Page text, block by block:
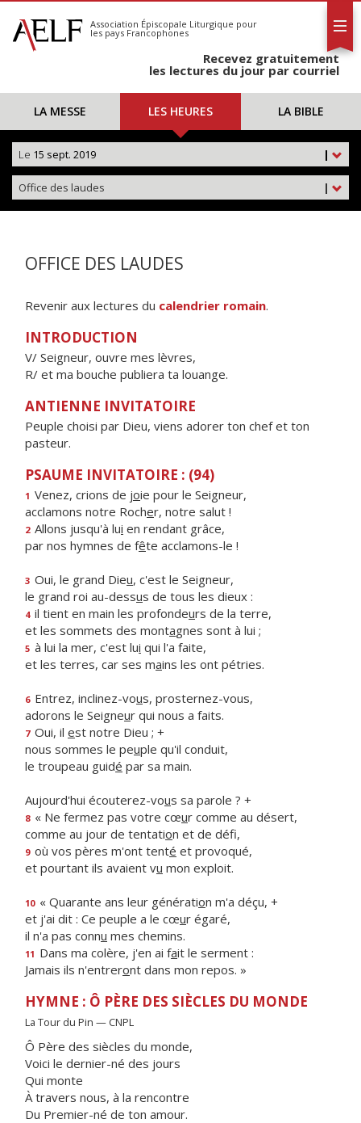
S'abonner
Calendrier
Association Épiscopale Liturgique pour
les pays Francophones
Recevez gratuitement
les lectures du jour par courriel
LA MESSE LES HEURES LA BIBLE
|
Le 15 sept. 2019
|
Office des laudes
OFFICE DES LAUDES
Revenir aux lectures du calendrier romain.
INTRODUCTION
V/ Seigneur, ouvre mes lèvres,
R/ et ma bouche publiera ta louange.
ANTIENNE INVITATOIRE
Peuple choisi par Dieu, viens adorer ton chef et ton
pasteur.
PSAUME INVITATOIRE : (94)
1 Venez, crions de joie pour le Seigneur,
acclamons notre Rocher, notre salut !
2 Allons jusqu'à lui en rendant grâce,
par nos hymnes de fête acclamons-le !
3 Oui, le grand Dieu, c'est le Seigneur,
le grand roi au-dessus de tous les dieux :
4 il tient en main les profondeurs de la terre,
et les sommets des montagnes sont à lui ;
5 à lui la mer, c'est lui qui l'a faite,
et les terres, car ses mains les ont pétries.
6 Entrez, inclinez-vous, prosternez-vous,
adorons le Seigneur qui nous a faits.
7 Oui, il est notre Dieu ; +
nous sommes le peuple qu'il conduit,
le troupeau guidé par sa main.
Aujourd'hui écouterez-vous sa parole ? +
8 « Ne fermez pas votre cœur comme au désert,
comme au jour de tentation et de défi,
9 où vos pères m'ont tenté et provoqué,
et pourtant ils avaient vu mon exploit.
10 « Quarante ans leur génération m'a déçu, +
et j'ai dit : Ce peuple a le cœur égaré,
il n'a pas connu mes chemins.
11 Dans ma colère, j'en ai fait le serment :
Jamais ils n'entreront dans mon repos. »
HYMNE : Ô PÈRE DES SIÈCLES DU MONDE
La Tour du Pin — CNPL
Ô Père des siècles du monde,
Voici le dernier-né des jours
Qui monte
À travers nous, à la rencontre
Du Premier-né de ton amour.